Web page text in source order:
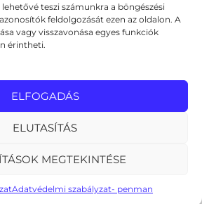
teszi számunkra a böngészési
feldolgozását ezen az oldalon. A
vagy visszavonása egyes funkciók
érintheti.
ELFOGADÁS
ELUTASÍTÁS
MEGTEKINTÉSE
Adatvédelmi szabályzat- penman
szabályzat
AZ ELŐZŐ OLDALRA
Cookie szabályzat
elállási nyilatkozat
jog fenntartva
pixelworks.hu